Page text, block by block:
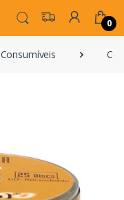
0
Consumíveis Cd